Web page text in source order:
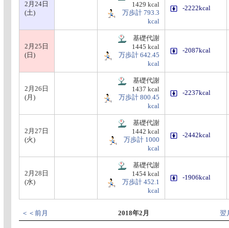
2月24日
(土)
1429 kcal
万歩計 793.3
kcal
-2222kcal
2月25日
(日)
基礎代謝
1445 kcal
万歩計 642.45
kcal
-2087kcal
2月26日
(月)
基礎代謝
1437 kcal
万歩計 800.45
kcal
-2237kcal
2月27日
(火)
基礎代謝
1442 kcal
万歩計 1000
kcal
-2442kcal
2月28日
(水)
基礎代謝
1454 kcal
万歩計 452.1
kcal
-1906kcal
＜＜前月 2018年2月 翌